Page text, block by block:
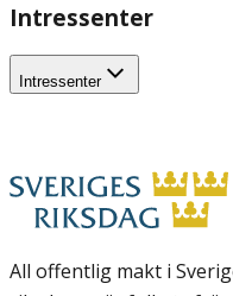
Intressenter
Intressenter
All offentlig makt i